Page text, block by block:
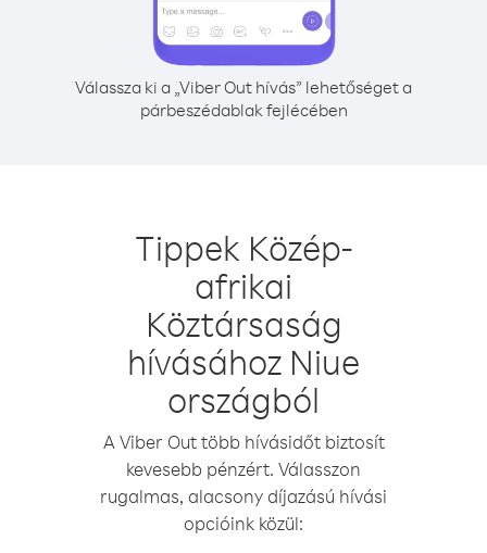
Válassza ki a „Viber Out hívás” lehetőséget a
párbeszédablak fejlécében
Tippek Közép-
afrikai
Köztársaság
hívásához Niue
országból
A Viber Out több hívásidőt biztosít
kevesebb pénzért. Válasszon
rugalmas, alacsony díjazású hívási
opcióink közül: